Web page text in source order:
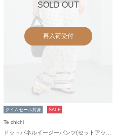
SOLD OUT
再入荷受付
タイムセール対象 SALE
Te chichi